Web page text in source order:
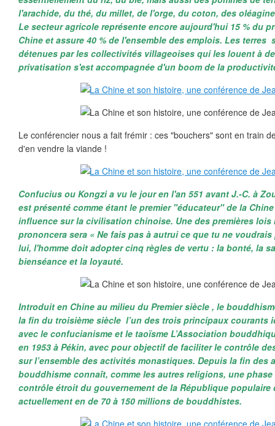
l'arachide, du thé, du millet, de l'orge, du coton, des
Le secteur agricole représente encore aujourd'hui 15 % du
Chine et assure 40 % de l'ensemble des emplois. Les terres
détenues par les collectivités villageoises qui les louent à
privatisation s'est accompagnée d'un boom de la
Le conférencier nous a fait frémir : ces "bouchers" sont en train
d'en vendre la viande !
Confucius ou Kongzi a vu le jour en l'an 551 avant J.-C. à
est présenté comme étant le premier "éducateur" de la
influence sur la civilisation chinoise. Une des premières
prononcera sera « Ne fais pas à autrui ce que tu ne
lui, l'homme doit adopter cinq règles de vertu : la bonté, la
bienséance et la loyauté.
Introduit en Chine au milieu du Premier siècle , le
la fin du troisième siècle l’un des trois principaux courants
avec le confucianisme et le taoïsme L’Association
en 1953 à Pékin, avec pour objectif de faciliter le contrôle
sur l’ensemble des activités monastiques. Depuis la fin des
bouddhisme connaît, comme les autres religions, une
contrôle étroit du gouvernement de la République populaire
actuellement en de 70 à 150 millions de bouddhistes.